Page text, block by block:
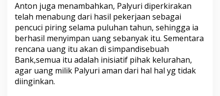
Anton juga menambahkan, Palyuri diperkirakan
telah menabung dari hasil pekerjaan sebagai
pencuci piring selama puluhan tahun, sehingga ia
berhasil menyimpan uang sebanyak itu. Sementara
rencana uang itu akan di simpandisebuah
Bank,semua itu adalah inisiatif pihak kelurahan,
agar uang milik Palyuri aman dari hal hal yg tidak
diinginkan.